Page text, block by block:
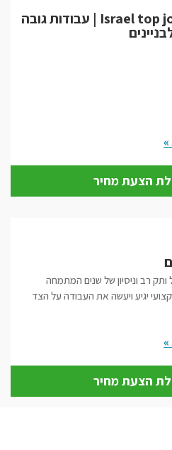
ישראל טופ ג'ובס — Israel top jobs | עבודות גובה
הצעת מחיר
ותק רב וניסיון של שנים המתמחה
יגיע ויעשה את העבודה על הצד
הצעת מחיר